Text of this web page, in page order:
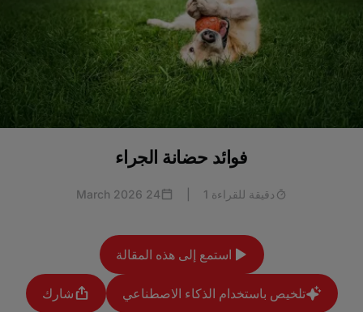
فوائد حضانة الجراء
دقيقة للقراءة 1 24 March 2026
استمع إلى هذه المقالة
تلخيص باستخدام الذكاء الاصطناعي شارك